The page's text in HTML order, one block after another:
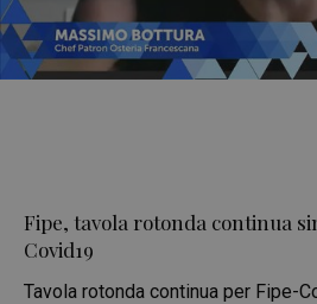
Fipe, tavola rotonda continua
Covid19
Tavola rotonda continua per Fipe-